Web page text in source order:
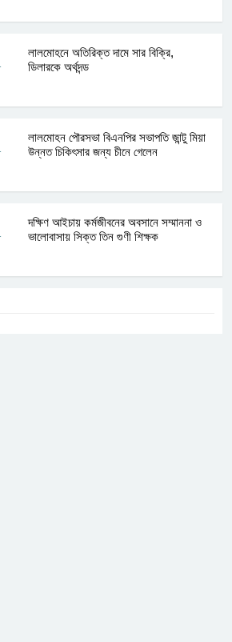
লালমোহনে অতিরিক্ত দামে সার বিক্রি,
ডিলারকে অর্থদন্ড
লালমোহন পৌরসভা বিএনপির সভাপতি জান্টু মিয়া
উন্নত চিকিৎসার জন্য চীনে গেলেন
দক্ষিণ আইচায় কর্মজীবনের অবসানে সম্মাননা ও
ভালোবাসায় সিক্ত তিন গুণী শিক্ষক